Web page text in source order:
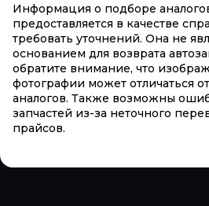
Информация о подборе
предоставляется в качестве
требовать уточнений. Она не
основанием для возврата
обратите внимание, что
фотографии может отличаться
аналогов. Также возможны
запчастей из-за неточного
прайсов.